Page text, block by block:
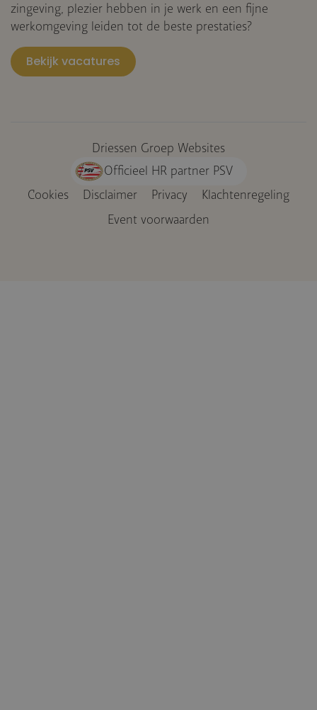
zingeving, plezier hebben in je werk en een fijne
werkomgeving leiden tot de beste prestaties?
Bekijk vacatures
Driessen Groep Websites
Officieel HR partner PSV
Cookies Disclaimer Privacy
Klachtenregeling
Event voorwaarden